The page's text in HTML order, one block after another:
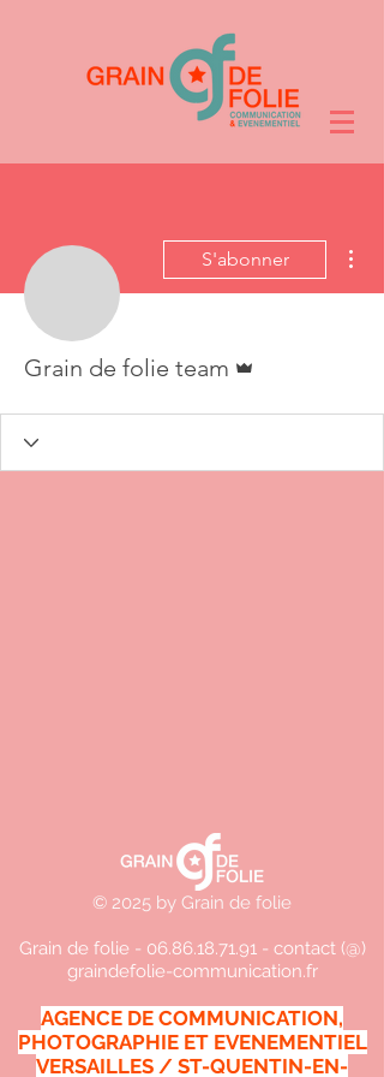
S'abonner
Grain de folie team
© 2025 by Grain de folie
Grain de folie - 06.86.18.71.91- contact (@)
graindefolie-communication.fr
AGENCE DE COMMUNICATION,
PHOTOGRAPHIE ET EVENEMENTIEL
VERSAILLES / ST-QUENTIN-EN-